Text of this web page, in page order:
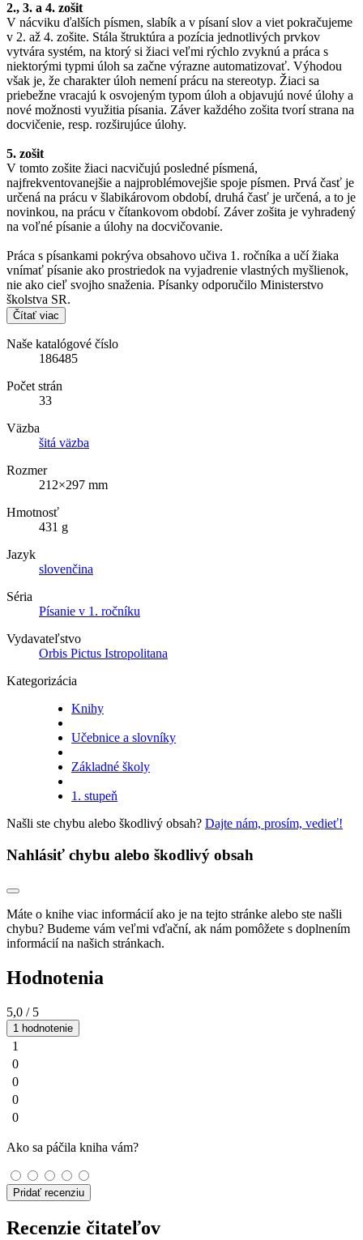
2., 3. a 4. zošit
V nácviku ďalších písmen, slabík a v písaní slov a viet pokračujeme
v 2. až 4. zošite. Stála štruktúra a pozícia jednotlivých prvkov
vytvára systém, na ktorý si žiaci veľmi rýchlo zvyknú a práca s
niektorými typmi úloh sa začne výrazne automatizovať. Výhodou
však je, že charakter úloh nemení prácu na stereotyp. Žiaci sa
priebežne vracajú k osvojeným typom úloh a objavujú nové úlohy a
nové možnosti využitia písania. Záver každého zošita tvorí strana na
docvičenie, resp. rozširujúce úlohy.
5. zošit
V tomto zošite žiaci nacvičujú posledné písmená,
najfrekventovanejšie a najproblémovejšie spoje písmen. Prvá časť je
určená na prácu v šlabikárovom období, druhá časť je určená, a to je
novinkou, na prácu v čítankovom období. Záver zošita je vyhradený
na voľné písanie a úlohy na docvičovanie.
Práca s písankami pokrýva obsahovo učiva 1. ročníka a učí žiaka
vnímať písanie ako prostriedok na vyjadrenie vlastných myšlienok,
nie ako cieľ svojho snaženia. Písanky odporučilo Ministerstvo
školstva SR.
Čítať viac
Naše katalógové číslo
186485
Počet strán
33
Väzba
šitá väzba
Rozmer
212×297 mm
Hmotnosť
431 g
Jazyk
slovenčina
Séria
Písanie v 1. ročníku
Vydavateľstvo
Orbis Pictus Istropolitana
Kategorizácia
Knihy
Učebnice a slovníky
Základné školy
1. stupeň
Našli ste chybu alebo škodlivý obsah? Dajte nám, prosím, vedieť!
Nahlásiť chybu alebo škodlivý obsah
Máte o knihe viac informácií ako je na tejto stránke alebo ste našli
chybu? Budeme vám veľmi vďační, ak nám pomôžete s doplnením
informácií na našich stránkach.
Hodnotenia
5,0 / 5
1 hodnotenie
1
0
0
0
0
Ako sa páčila kniha vám?
Pridať recenziu
Recenzie čitateľov